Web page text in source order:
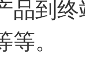
品到
。